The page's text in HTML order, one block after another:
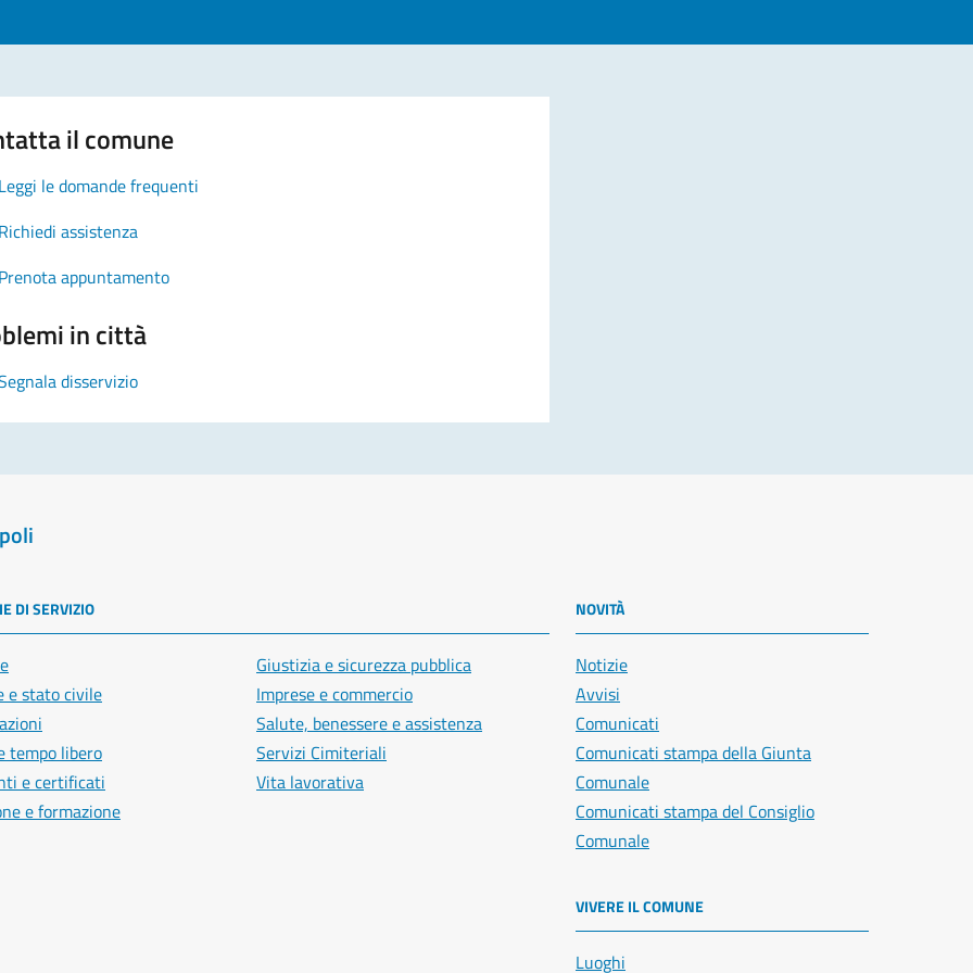
il comune
le domande frequenti
assistenza
appuntamento
in città
disservizio
DI SERVIZIO
e stato civile
tempo libero
e certificati
e formazione
Giustizia e sicurezza pubblica
Imprese e commercio
Salute, benessere e assistenza
Servizi Cimiteriali
Vita lavorativa
NOVITÀ
Notizie
Avvisi
Comunicati
Comunicati stampa della Giunta
Comunale
Comunicati stampa del Consiglio
Comunale
VIVERE IL COMUNE
Luoghi